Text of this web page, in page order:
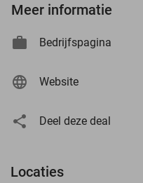
Meer informatie
Bedrijfspagina
Website
Deel deze deal
Locaties